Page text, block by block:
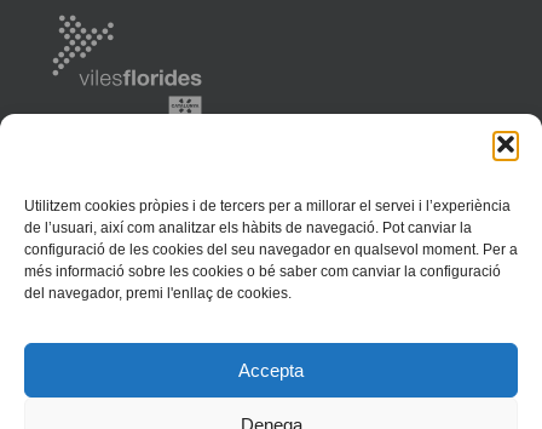
Utilitzem cookies pròpies i de tercers per a millorar el servei i l’experiència
de l’usuari, així com analitzar els hàbits de navegació. Pot canviar la
configuració de les cookies del seu navegador en qualsevol moment. Per a
més informació sobre les cookies o bé saber com canviar la configuració
del navegador, premi l'enllaç de cookies.
Accepta
Denega
Ajuntament de Llançà | 2018 | Av. Europa, 37 | 17490 Llançà | Tel. (+34)